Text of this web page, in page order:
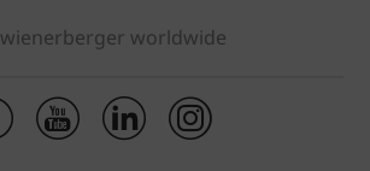
wienerberger worldwide